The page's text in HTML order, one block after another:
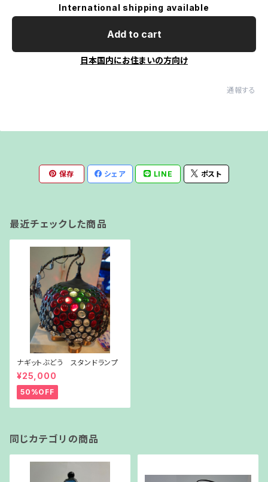
International shipping available
Add to cart
日本国内にお住まいの方向け
通報する
保存 シェア LINE ポスト
最近チェックした商品
ナギットぶどう スタンドランプ
¥25,000
50%OFF
同じカテゴリの商品